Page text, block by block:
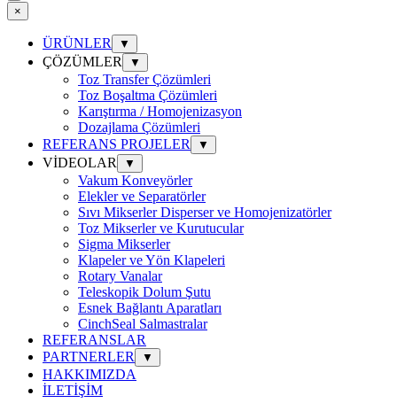
×
ÜRÜNLER ▼
ÇÖZÜMLER ▼
Toz Transfer Çözümleri
Toz Boşaltma Çözümleri
Karıştırma / Homojenizasyon
Dozajlama Çözümleri
REFERANS PROJELER
▼
VİDEOLAR ▼
Vakum Konveyörler
Elekler ve Separatörler
Sıvı Mikserler Disperser ve Homojenizatörler
Toz Mikserler ve Kurutucular
Sigma Mikserler
Klapeler ve Yön Klapeleri
Rotary Vanalar
Teleskopik Dolum Şutu
Esnek Bağlantı Aparatları
CinchSeal Salmastralar
REFERANSLAR
PARTNERLER
▼
HAKKIMIZDA
İLETİŞİM